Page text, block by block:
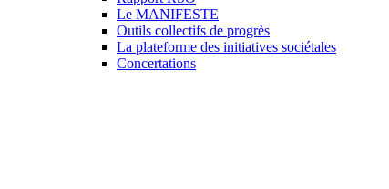
Le MANIFESTE
Outils collectifs de progrès
La plateforme des initiatives sociétales
Concertations